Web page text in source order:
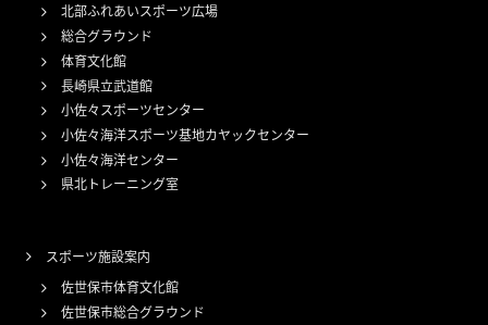
北部ふれあいスポーツ広場
総合グラウンド
体育文化館
長崎県立武道館
小佐々スポーツセンター
小佐々海洋スポーツ基地カヤックセンター
小佐々海洋センター
県北トレーニング室
スポーツ施設案内
佐世保市体育文化館
佐世保市総合グラウンド